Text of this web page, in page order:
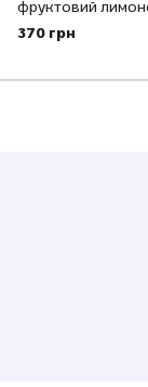
фруктовий
370 грн